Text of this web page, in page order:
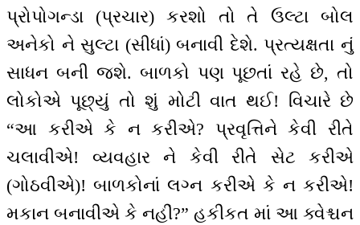
પ્રોપોગન્ડા (પ્રચાર) કરશો તો તે ઉલ્ટા બોલ
અનેકો ને સુલ્ટા (સીધાં) બનાવી દેશે. પ્રત્યક્ષતા નું
સાધન બની જશે. બાળકો પણ પૂછતાં રહે છે, તો
લોકોએ પૂછ્યું તો શું મોટી વાત થઈ! વિચારે છે
“આ કરીએ કે ન કરીએ? પ્રવૃત્તિને કેવી રીતે
ચલાવીએ! વ્યવહાર ને કેવી રીતે સેટ કરીએ
(ગોઠવીએ)! બાળકોનાં લગ્ન કરીએ કે ન કરીએ!
મકાન બનાવીએ કે નહીં?” હકીકત માં આ ક્વેશ્ચન